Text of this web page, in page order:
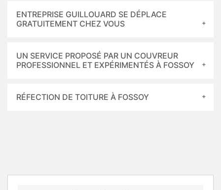
ENTREPRISE GUILLOUARD SE DÉPLACE
GRATUITEMENT CHEZ VOUS
UN SERVICE PROPOSÉ PAR UN COUVREUR
PROFESSIONNEL ET EXPÉRIMENTÉS À FOSSOY
RÉFECTION DE TOITURE À FOSSOY